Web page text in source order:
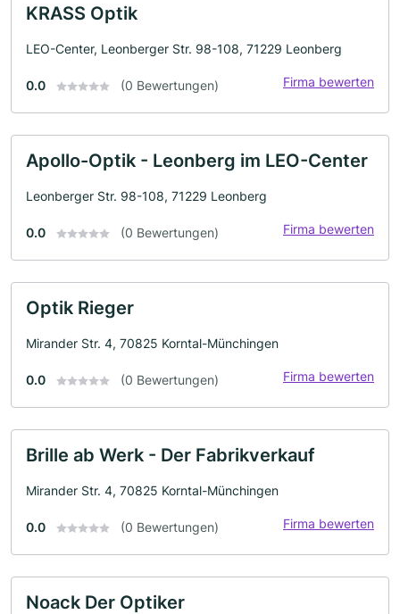
KRASS Optik
LEO-Center, Leonberger Str. 98-108, 71229 Leonberg
0.0 (0 Bewertungen) Firma bewerten
Apollo-Optik - Leonberg im LEO-Center
Leonberger Str. 98-108, 71229 Leonberg
0.0 (0 Bewertungen) Firma bewerten
Optik Rieger
Mirander Str. 4, 70825 Korntal-Münchingen
0.0 (0 Bewertungen) Firma bewerten
Brille ab Werk - Der Fabrikverkauf
Mirander Str. 4, 70825 Korntal-Münchingen
0.0 (0 Bewertungen) Firma bewerten
Noack Der Optiker